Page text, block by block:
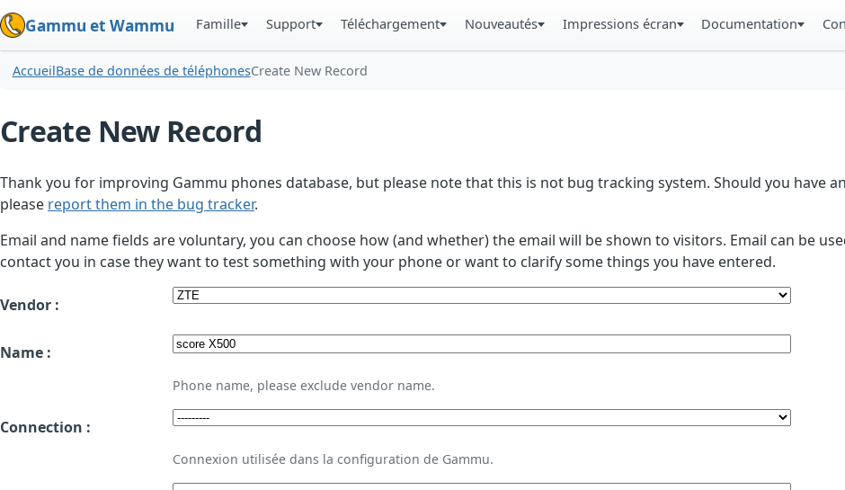
Gammu et Wammu Famille Support Téléchargement Nouveautés Impressions écran Documentation
AccueilBase de données de téléphonesCreate New Record
Create New Record
Thank you for improving Gammu phones database, but please note that this is not bug tracking system. Should you have
please report them in the bug tracker.
Email and name fields are voluntary, you can choose how (and whether) the email will be shown to visitors. Email can be
contact you in case they want to test something with your phone or want to clarify some things you have entered.
Vendor :
Name :
Phone name, please exclude vendor name.
Connection :
Connexion utilisée dans la configuration de Gammu.